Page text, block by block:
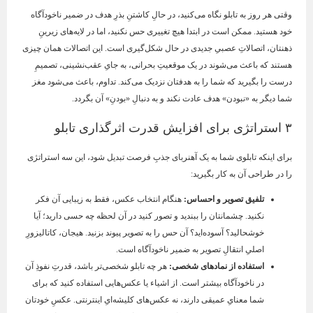
وقتی هر روز به تابلو نگاه می‌کنید، در حالِ کاشتنِ بذرِ هدف در ضمیر ناخودآگاه
خود هستید. ممکن است در ابتدا هیچ تغییری حس نکنید، اما در لایه‌های زیرینِ
ذهنتان، اتصالاتِ عصبیِ جدیدی در حال شکل‌گیری است. این اتصالات همان چیزی
هستند که باعث می‌شوند در یک موقعیتِ بحرانی، به جایِ عقب‌نشینی، تصمیمِ
درست را بگیرید که شما را به هدفتان نزدیک می‌کند. تداوم، باعث می‌شود مغز
شما دیگر به «نبودن» هدف عادت نکند و به دنبالِ «بودنِ» آن بگردد.
۳ استراتژی برای افزایش قدرت اثرگذاری تابلو
برای اینکه تابلوی شما به یک آهنربای جذبِ فرصت تبدیل شود، این سه استراتژی
را در طراحی آن به کار بگیرید:
تلفیق تصویر و احساس: هنگام انتخاب عکس، فقط به زیبایی آن فکر
نکنید. چشمانتان را ببندید و تصور کنید در آن لحظه چه حسی دارید؛ آیا
خوشحالید؟ آسوده‌اید؟ آن حس را به تصویر پیوند بزنید. هیجان، کاتالیزورِ
اصلیِ انتقالِ تصویر به ضمیر ناخودآگاه است.
استفاده از نمادهای شخصی: هر چه تابلو شخصی‌تر باشد، قدرتِ نفوذِ آن
در ناخودآگاه بیشتر است. از اشیاء یا عکس‌هایی استفاده کنید که برای
شما معنایِ عمیقی دارند، نه عکس‌های کلیشه‌ایِ اینترنتی. عکسِ خودتان